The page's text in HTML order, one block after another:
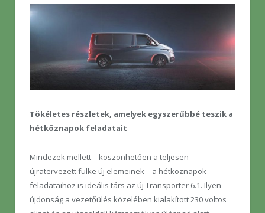
Tökéletes részletek, amelyek egyszerűbbé teszik a
hétköznapok feladatait
Mindezek mellett – köszönhetően a teljesen
újratervezett fülke új elemeinek – a hétköznapok
feladataihoz is ideális társ az új Transporter 6.1. Ilyen
újdonság a vezetőülés közelében kialakított 230 voltos